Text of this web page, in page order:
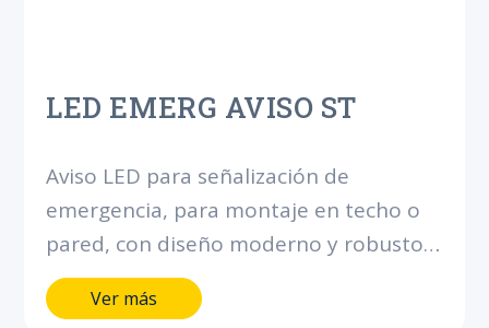
LED EMERG AVISO ST
Aviso LED para señalización de
emergencia, para montaje en techo o
pared, con diseño moderno y robusto.
Con batería integrada para brindar 90
minutos de autonomía.
Ver más